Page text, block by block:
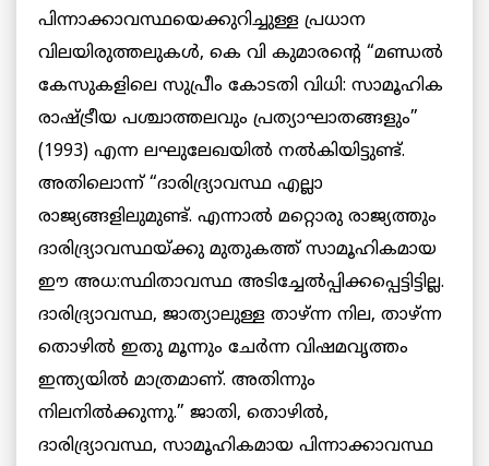
പിന്നാക്കാവസ്ഥയെക്കുറിച്ചുള്ള പ്രധാന
വിലയിരുത്തലുകള്‍, കെ വി കുമാരന്റെ “മണ്ഡല്‍
കേസുകളിലെ സുപ്രീം കോടതി വിധി: സാമൂഹിക
രാഷ്ട്രീയ പശ്ചാത്തലവും പ്രത്യാഘാതങ്ങളും”
(1993) എന്ന ലഘുലേഖയില്‍ നൽകിയിട്ടുണ്ട്.
അതിലൊന്ന് “ദാരിദ്ര്യാവസ്ഥ എല്ലാ
രാജ്യങ്ങളിലുമുണ്ട്. എന്നാല്‍ മറ്റൊരു രാജ്യത്തും
ദാരിദ്ര്യാവസ്ഥയ്ക്കു മുതുകത്ത് സാമൂഹികമായ
ഈ അധ:സ്ഥിതാവസ്ഥ അടിച്ചേല്‍പ്പിക്കപ്പെട്ടിട്ടില്ല.
ദാരിദ്ര്യാവസ്ഥ, ജാത്യാലുള്ള താഴ്ന്ന നില, താഴ്ന്ന
തൊഴില്‍ ഇതു മൂന്നും ചേര്‍ന്ന വിഷമവൃത്തം
ഇന്ത്യയില്‍ മാത്രമാണ്. അതിന്നും
നിലനില്‍ക്കുന്നു.” ജാതി, തൊഴില്‍,
ദാരിദ്ര്യാവസ്ഥ, സാമൂഹികമായ പിന്നാക്കാവസ്ഥ